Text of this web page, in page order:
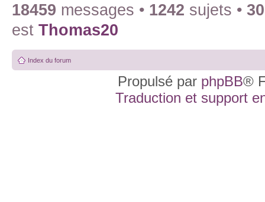
18459 messages • 1242 sujets •
est Thomas20
Index du forum
Propulsé par phpBB®
Traduction et support